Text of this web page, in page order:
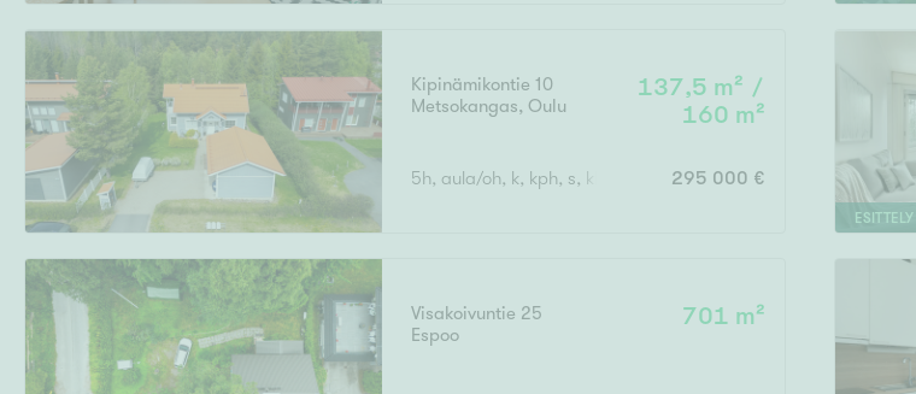
Kipinämikontie 10
Metsokangas, Oulu
137,5 m² /
160 m²
5h, aula/oh, k, kph, s, khh, 2x wc, ter., parv., vh, var, ak
295 000 €
ESITTELY
Visakoivuntie 25
Espoo
701 m²